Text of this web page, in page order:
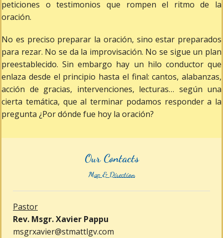
peticiones o testimonios que rompen el ritmo de la
oración.
No es preciso preparar la oración, sino estar preparados
para rezar. No se da la improvisación. No se sigue un plan
preestablecido. Sin embargo hay un hilo conductor que
enlaza desde el principio hasta el final: cantos, alabanzas,
acción de gracias, intervenciones, lecturas… según una
cierta temática, que al terminar podamos responder a la
pregunta ¿Por dónde fue hoy la oración?
Our Contacts
Map & Direction
Pastor
Rev. Msgr. Xavier Pappu
msgrxavier@stmattlgv.com